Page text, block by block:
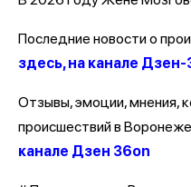
Последние новости о
здесь, на канале
Отзывы, эмоции, мнения,
происшествий в
канале Дзен 36on